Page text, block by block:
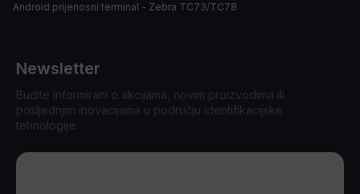
Android prijenosni terminal - Zebra TC73/TC78
Newsletter
Budite informirani o akcijama, novim proizvodima ili
posljednjim inovacijama u području identifikacijske
tehnologije.